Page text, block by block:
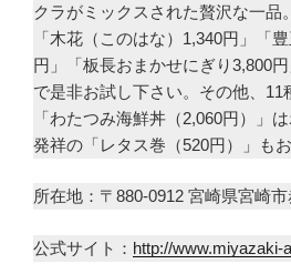
クラがミックスされた贅沢な一品
「木花（このはな）1,340円」「
円」「板長おまかせにぎり3,800
で是非お試し下さい。その他、11
「わたつみ海鮮丼（2,060円）」
発祥の「レタス巻（520円）」もお
所在地：〒880-0912 宮崎県宮崎市
公式サイト： http://www.miyazaki-